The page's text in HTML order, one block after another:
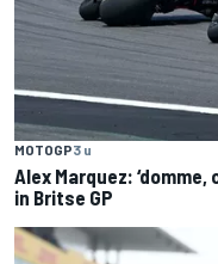
MOTOGP3 u
Alex Marquez:
in Britse GP